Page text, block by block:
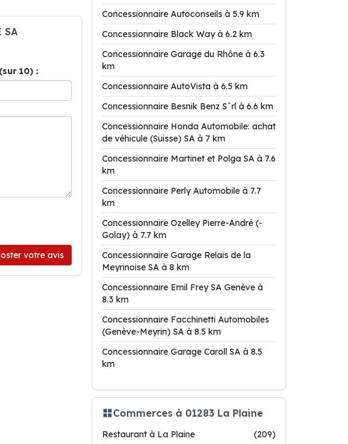
SA
10) :
votre avis
Concessionnaire Autoconseils à 5.9 km
Concessionnaire Black Way à 6.2 km
Concessionnaire Garage du Rhône à 6.3
km
Concessionnaire AutoVista à 6.5 km
Concessionnaire Besnik Benz Sˆrl à 6.6 km
Concessionnaire Honda Automobile: achat
de véhicule (Suisse) SA à 7 km
Concessionnaire Martinet et Polga SA à 7.6
km
Concessionnaire Perly Automobile à 7.7
km
Concessionnaire Ozelley Pierre-André (-
Golay) à 7.7 km
Concessionnaire Garage Relais de la
Meyrinoise SA à 8 km
Concessionnaire Emil Frey SA Genève à
8.3 km
Concessionnaire Facchinetti Automobiles
(Genève-Meyrin) SA à 8.5 km
Concessionnaire Garage Caroll SA à 8.5
km
Commerces à 01283 La Plaine
Restaurant à La Plaine
(209)